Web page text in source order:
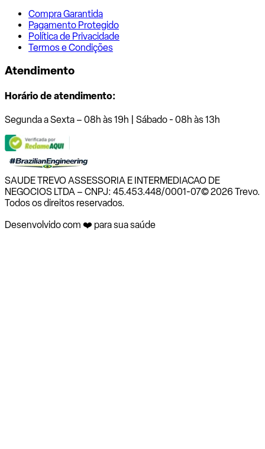
Compra Garantida
Pagamento Protegido
Política de Privacidade
Termos e Condições
Atendimento
Horário de atendimento:
Segunda a Sexta – 08h às 19h | Sábado - 08h às 13h
SAUDE TREVO ASSESSORIA E INTERMEDIACAO DE
NEGOCIOS LTDA – CNPJ: 45.453.448/0001-07© 2026 Trevo.
Todos os direitos reservados.
Desenvolvido com ❤️ para sua saúde